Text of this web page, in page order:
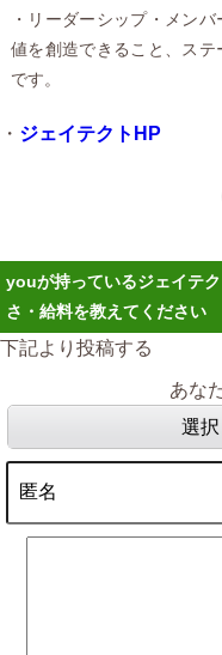
・リーダーシップ・メン
値を創造できること、ス
です。
・ ジェイテクトHP
youが持っているジェイテ
さ・給料を教えてください
下記より投稿する
あな
選